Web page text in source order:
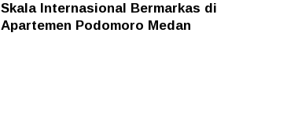
Skala Internasional Bermarkas di
Apartemen Podomoro Medan